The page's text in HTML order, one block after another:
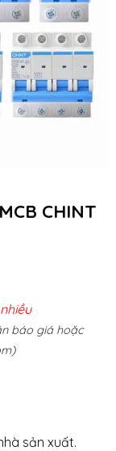
CHINT
báo giá hoặc
)
sản xuất.